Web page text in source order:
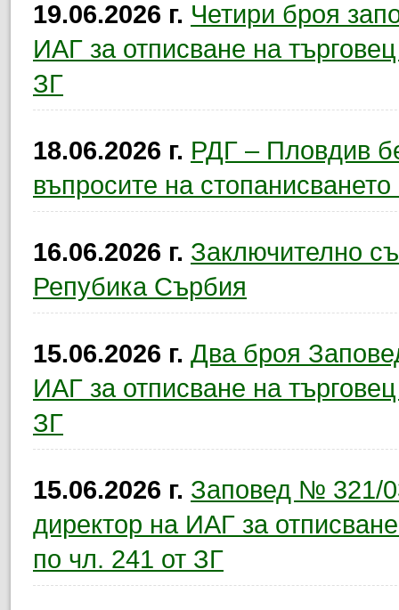
19.06.2026 г. Четири броя
ИАГ за отписване на
ЗГ
18.06.2026 г. РДГ – Пловдив
въпросите на стопанисването
16.06.2026 г. Заключително
Репубика Сърбия
15.06.2026 г. Два броя
ИАГ за отписване на
ЗГ
15.06.2026 г. Заповед № 321/
директор на ИАГ за
по чл. 241 от ЗГ